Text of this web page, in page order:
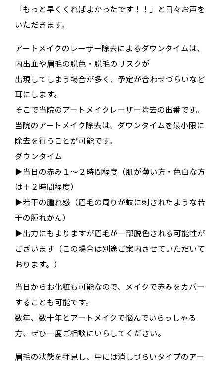
「もっと早くくればよかったです！！」と日々お声を
いただきます。
アートメイクのレーザー除去によるダウンタイムは、
内出血や眉毛の脱色・脱毛のリスクが
出現してしまう場合が多く、予定が合わせづらいなど
耳にします。
そこで当院のアートメイクレーザー除去の出番です。
当院のアートメイク除去は、ダウンタイムを最小限に
除去を行うことが可能です。
ダウンタイム
▶︎当日の赤み１〜２時間程度（肌が薄い方・色白な方
は＋２時間程度）
▶︎若干の腫れ感（眉毛の周りが蚊に刺されたような若
干の腫れかん）
▶︎出力にもよりますが眉毛が一部脱色される可能性が
ございます（この場合は別途ご案内させていただいて
おります。）
当日からお化粧も可能なので、メイクで赤みをカバー
することも可能です。
数年、数十年とアートメイクで悩んでいらっしゃる
方、ぜひ一度ご相談にいらしてください。
眉毛の状態を拝見し、中には消しづらいタイプのアー